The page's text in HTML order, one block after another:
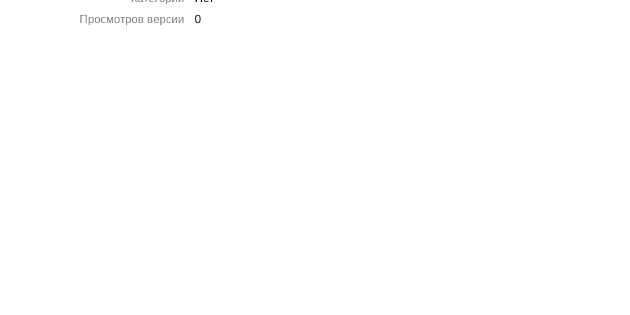
Просмотров версии
0